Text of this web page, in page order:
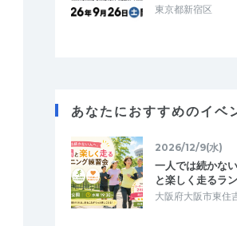
東京都新宿区
あなたにおすすめのイベ
2026/12/9(水)
一人では続かな
と楽しく走るラ
大阪府大阪市東住